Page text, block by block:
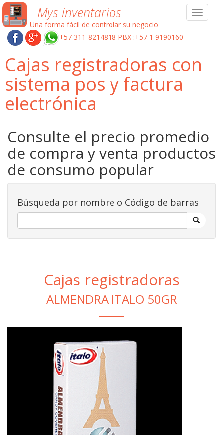
Toggle
Mys inventarios
Una forma fácil de controlar su negocio
+57 311-8214818 PBX :+57 1 9190160
Cajas registradoras con
sistema pos y factura
electrónica
Consulte el precio promedio
de compra y venta productos
de consumo popular
Búsqueda por nombre o Código de barras
Cajas registradoras
ALMENDRA ITALO 50GR